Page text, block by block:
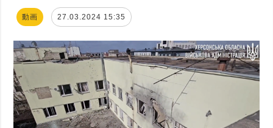
被占領地
政治
経済・復興
社会・文化
スポーツ
コンタクト
動画 27.03.2024 15:35